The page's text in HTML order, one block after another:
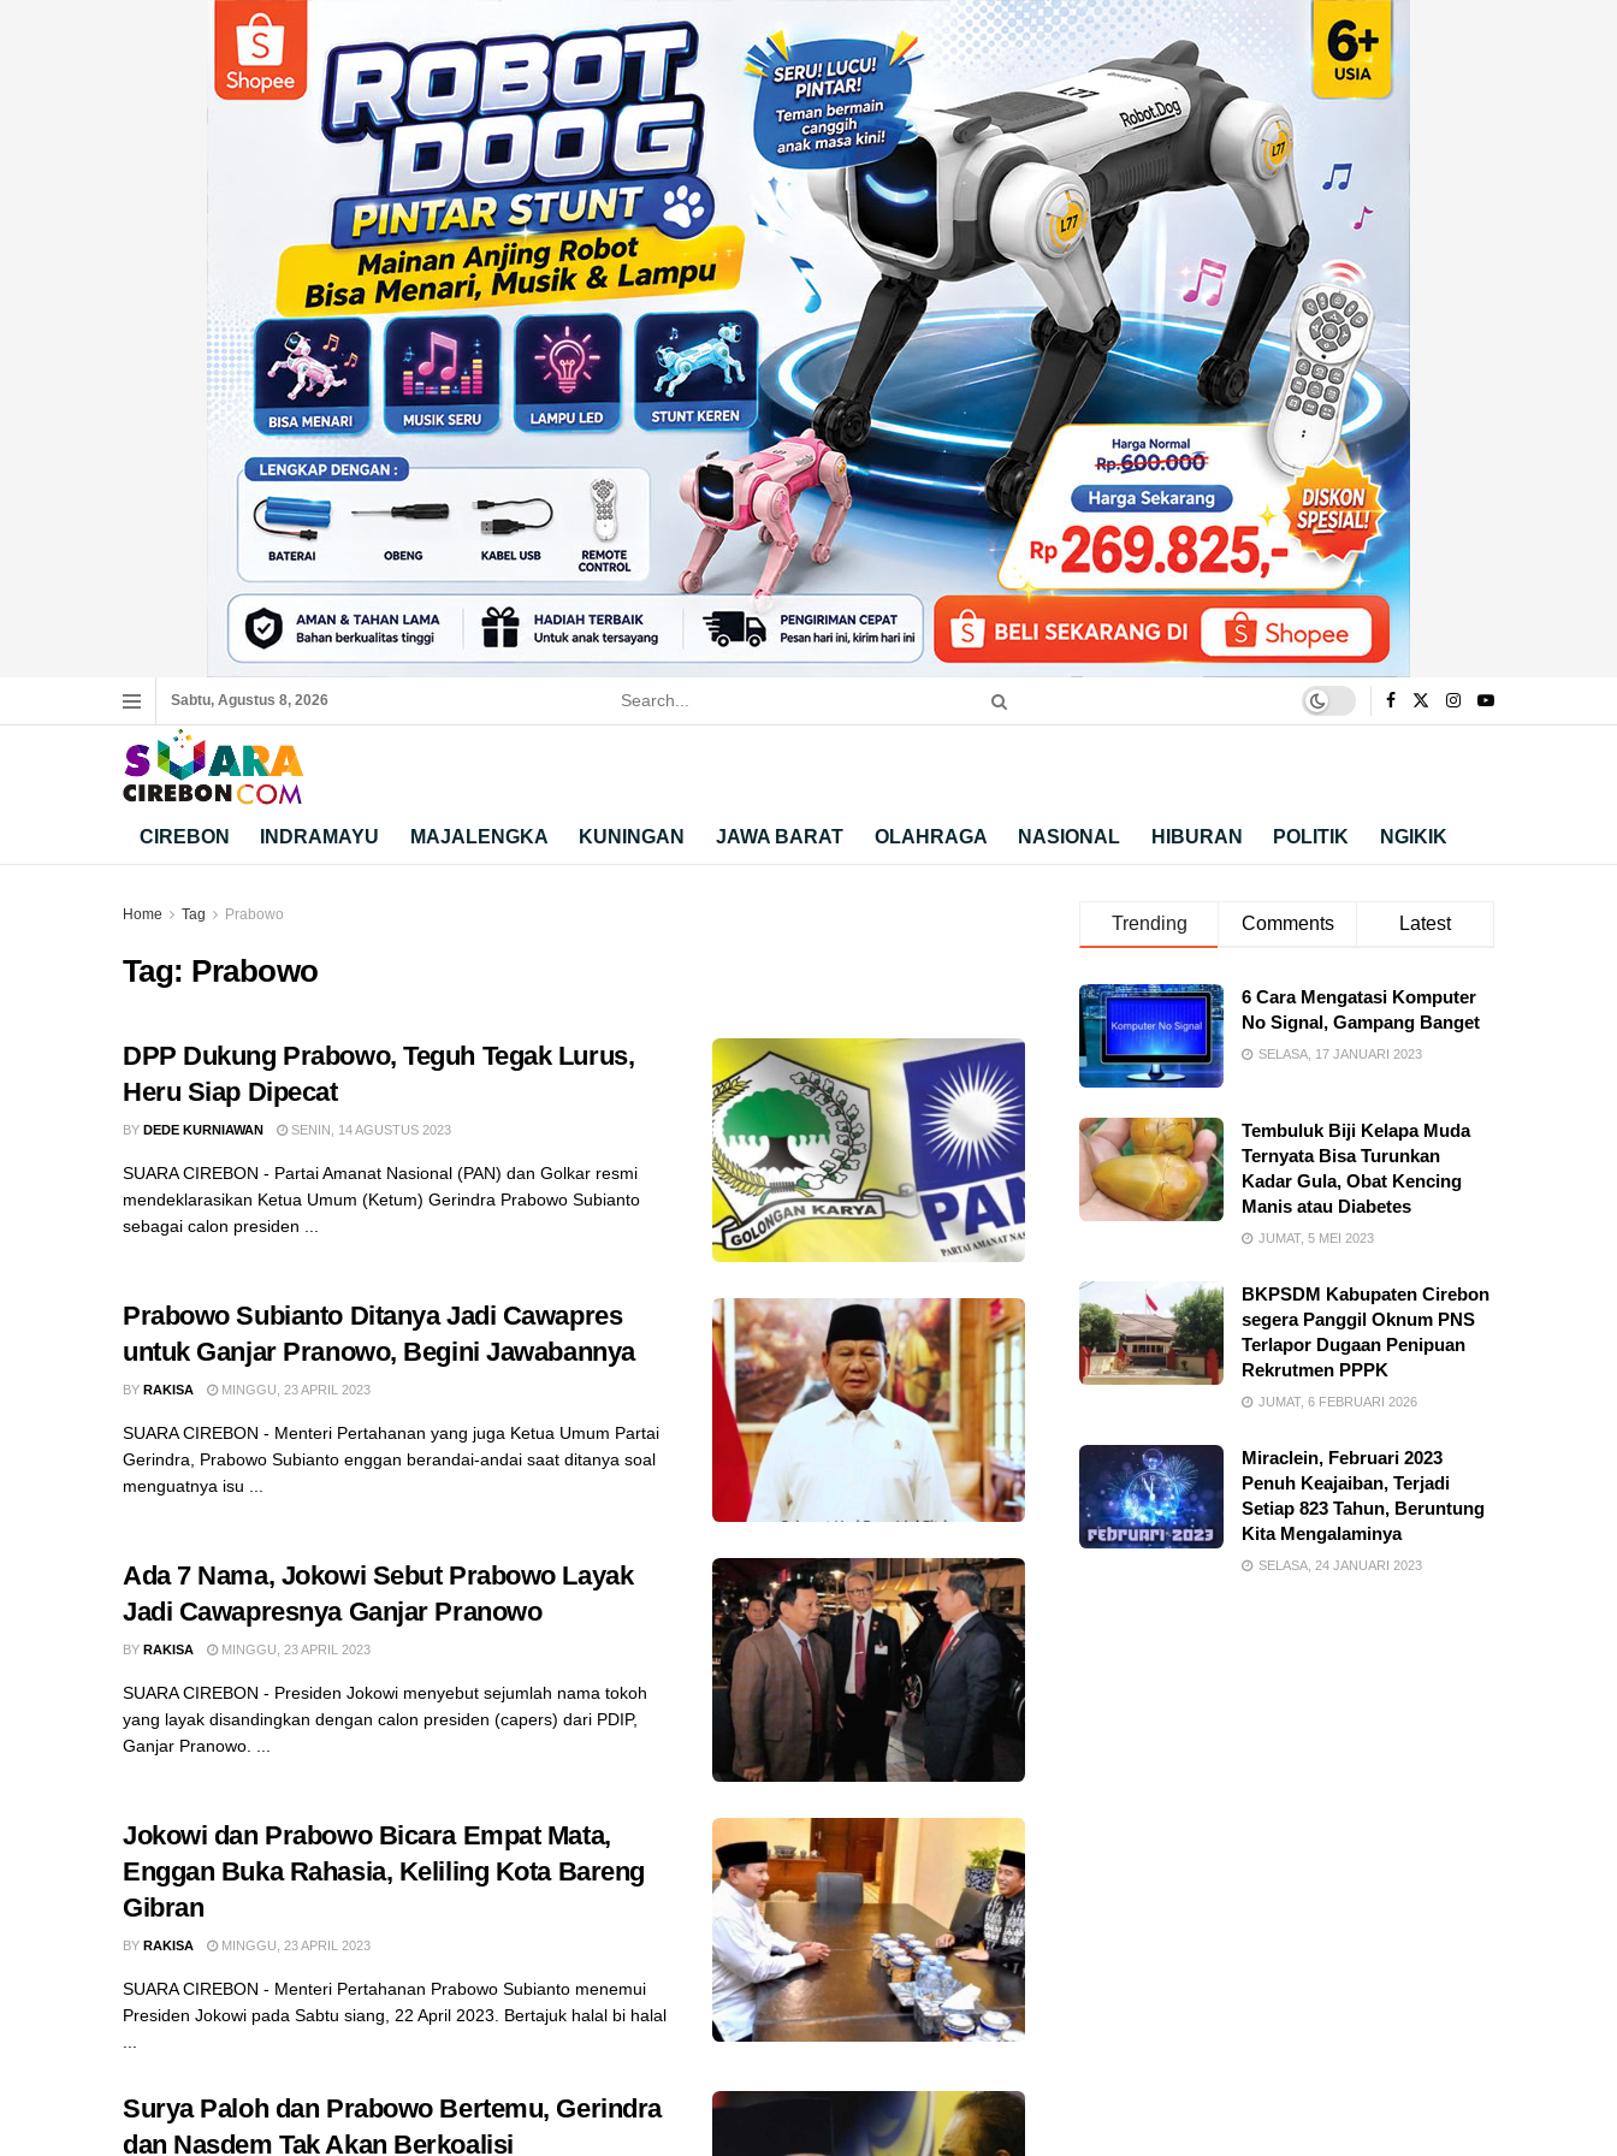
Sabtu, Agustus 8, 2026
CIREBON INDRAMAYU MAJALENGKA KUNINGAN JAWA BARAT OLAHRAGA NASIONAL HIBURAN POLITIK NGIKIK
Home Tag Prabowo
Tag: Prabowo
DPP Dukung Prabowo, Teguh Tegak Lurus,
Heru Siap Dipecat
BY DEDE KURNIAWAN SENIN, 14 AGUSTUS 2023
SUARA CIREBON - Partai Amanat Nasional (PAN) dan Golkar resmi
mendeklarasikan Ketua Umum (Ketum) Gerindra Prabowo Subianto
sebagai calon presiden ...
Prabowo Subianto Ditanya Jadi Cawapres
untuk Ganjar Pranowo, Begini Jawabannya
BY RAKISA MINGGU, 23 APRIL 2023
SUARA CIREBON - Menteri Pertahanan yang juga Ketua Umum Partai
Gerindra, Prabowo Subianto enggan berandai-andai saat ditanya soal
menguatnya isu ...
Ada 7 Nama, Jokowi Sebut Prabowo Layak
Jadi Cawapresnya Ganjar Pranowo
BY RAKISA MINGGU, 23 APRIL 2023
SUARA CIREBON - Presiden Jokowi menyebut sejumlah nama tokoh
yang layak disandingkan dengan calon presiden (capers) dari PDIP,
Ganjar Pranowo. ...
Jokowi dan Prabowo Bicara Empat Mata,
Enggan Buka Rahasia, Keliling Kota Bareng
Gibran
BY RAKISA MINGGU, 23 APRIL 2023
SUARA CIREBON - Menteri Pertahanan Prabowo Subianto menemui
Presiden Jokowi pada Sabtu siang, 22 April 2023. Bertajuk halal bi halal
Surya Paloh dan Prabowo Bertemu, Gerindra
dan Nasdem Tak Akan Berkoalisi
Trending Comments Latest
6 Cara Mengatasi Komputer
No Signal, Gampang Banget
SELASA, 17 JANUARI 2023
Tembuluk Biji Kelapa Muda
Ternyata Bisa Turunkan
Kadar Gula, Obat Kencing
Manis atau Diabetes
JUMAT, 5 MEI 2023
BKPSDM Kabupaten Cirebon
segera Panggil Oknum PNS
Terlapor Dugaan Penipuan
Rekrutmen PPPK
JUMAT, 6 FEBRUARI 2026
Miraclein, Februari 2023
Penuh Keajaiban, Terjadi
Setiap 823 Tahun, Beruntung
Kita Mengalaminya
SELASA, 24 JANUARI 2023